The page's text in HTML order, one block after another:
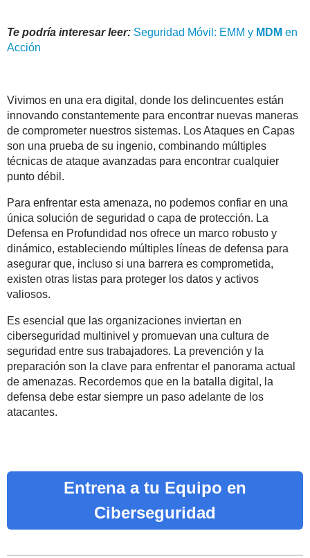
Te podría interesar leer: Seguridad Móvil: EMM y MDM en
Acción
Vivimos en una era digital, donde los delincuentes están
innovando constantemente para encontrar nuevas maneras
de comprometer nuestros sistemas. Los Ataques en Capas
son una prueba de su ingenio, combinando múltiples
técnicas de ataque avanzadas para encontrar cualquier
punto débil.
Para enfrentar esta amenaza, no podemos confiar en una
única solución de seguridad o capa de protección. La
Defensa en Profundidad nos ofrece un marco robusto y
dinámico, estableciendo múltiples líneas de defensa para
asegurar que, incluso si una barrera es comprometida,
existen otras listas para proteger los datos y activos
valiosos.
Es esencial que las organizaciones inviertan en
ciberseguridad multinivel y promuevan una cultura de
seguridad entre sus trabajadores. La prevención y la
preparación son la clave para enfrentar el panorama actual
de amenazas. Recordemos que en la batalla digital, la
defensa debe estar siempre un paso adelante de los
atacantes.
Entrena a tu Equipo en
Ciberseguridad